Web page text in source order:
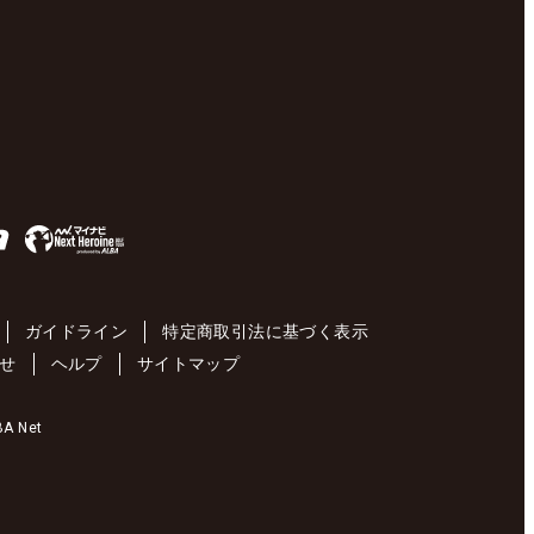
ガイドライン
特定商取引法に基づく表示
ヘルプ サイトマップ
Net